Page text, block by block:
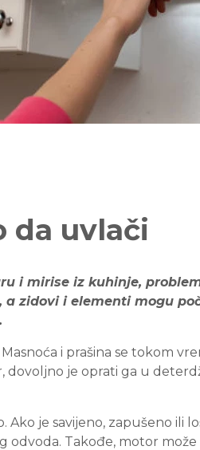
da uvlači
i mirise iz kuhinje,
zidovi i elementi mogu
i prašina se tokom
dovoljno je oprati ga u
je savijeno, zapušeno ili
odvoda. Takođe, motor